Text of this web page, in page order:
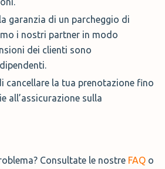
garanzia di un parcheggio di
i nostri partner in modo
dei clienti sono
cancellare la tua prenotazione fino
all’assicurazione sulla
Consultate le nostre FAQ o